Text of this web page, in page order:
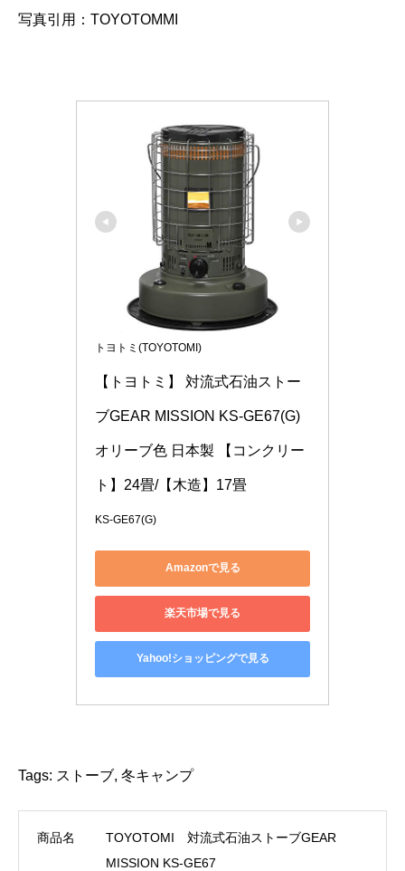
写真引用：TOYOTOMMI
トヨトミ(TOYOTOMI)
【トヨトミ】 対流式石油ストー
ブGEAR MISSION KS-GE67(G)
オリーブ色 日本製 【コンクリー
ト】24畳/【木造】17畳
KS-GE67(G)
Amazonで見る
楽天市場で見る
Yahoo!ショッピングで見る
Tags: ストーブ, 冬キャンプ
商品名
TOYOTOMI 対流式石油ストーブGEAR
MISSION KS-GE67